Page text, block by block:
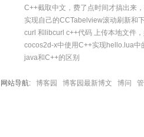
C++截取中文，费了点时间才搞出来
实现自己的CCTabelview滚动刷新和
curl 和libcurl c++代码 上传本地文件
cocos2d-x中使用C++实现hello.lua中
java和C++的区别
网站导航: 博客园 博客园最新博文 博问